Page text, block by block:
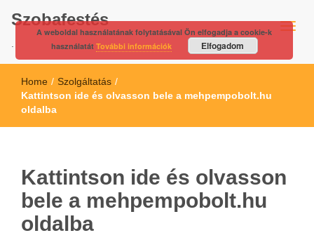
Szobafestés
Home / Szolgáltatás /
Kattintson ide és olvasson bele a mehpempobolt.hu
oldalba
Kattintson ide és olvasson
bele a mehpempobolt.hu
oldalba
A weboldal használatának folytatásával Ön elfogadja a cookie-k
használatát További információk Elfogadom